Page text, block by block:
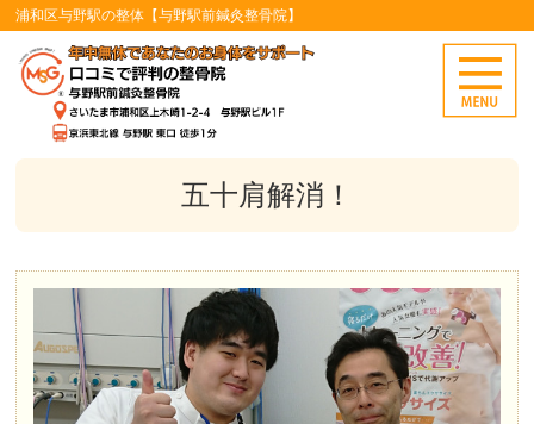
浦和区与野駅の整体【与野駅前鍼灸整骨院】
五十肩解消！